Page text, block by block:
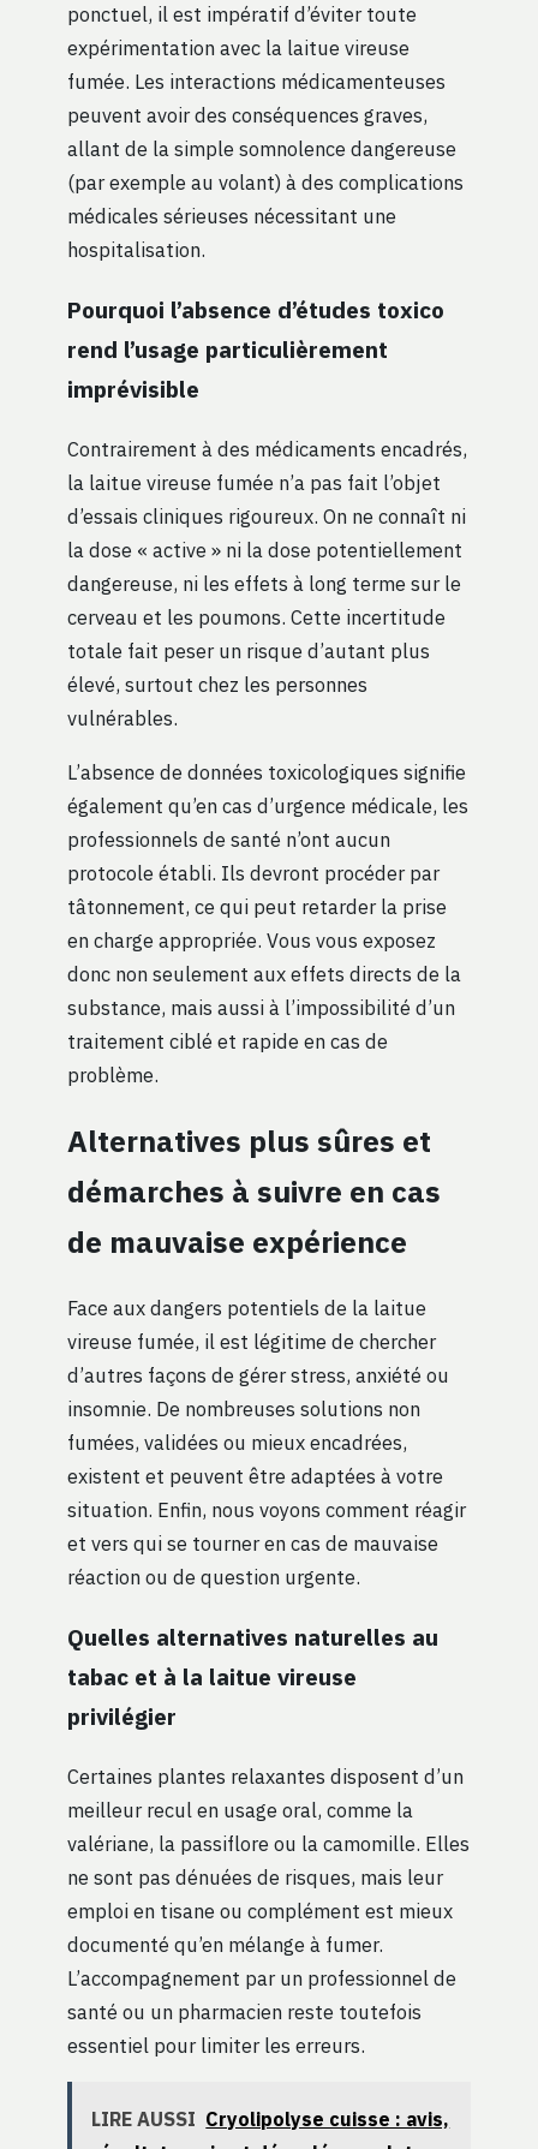
ponctuel, il est impératif d’éviter toute
expérimentation avec la laitue vireuse
fumée. Les interactions médicamenteuses
peuvent avoir des conséquences graves,
allant de la simple somnolence dangereuse
(par exemple au volant) à des complications
médicales sérieuses nécessitant une
hospitalisation.
Pourquoi l’absence d’études toxico
rend l’usage particulièrement
imprévisible
Contrairement à des médicaments encadrés,
la laitue vireuse fumée n’a pas fait l’objet
d’essais cliniques rigoureux. On ne connaît ni
la dose « active » ni la dose potentiellement
dangereuse, ni les effets à long terme sur le
cerveau et les poumons. Cette incertitude
totale fait peser un risque d’autant plus
élevé, surtout chez les personnes
vulnérables.
L’absence de données toxicologiques signifie
également qu’en cas d’urgence médicale, les
professionnels de santé n’ont aucun
protocole établi. Ils devront procéder par
tâtonnement, ce qui peut retarder la prise
en charge appropriée. Vous vous exposez
donc non seulement aux effets directs de la
substance, mais aussi à l’impossibilité d’un
traitement ciblé et rapide en cas de
problème.
Alternatives plus sûres et
démarches à suivre en cas
de mauvaise expérience
Face aux dangers potentiels de la laitue
vireuse fumée, il est légitime de chercher
d’autres façons de gérer stress, anxiété ou
insomnie. De nombreuses solutions non
fumées, validées ou mieux encadrées,
existent et peuvent être adaptées à votre
situation. Enfin, nous voyons comment réagir
et vers qui se tourner en cas de mauvaise
réaction ou de question urgente.
Quelles alternatives naturelles au
tabac et à la laitue vireuse
privilégier
Certaines plantes relaxantes disposent d’un
meilleur recul en usage oral, comme la
valériane, la passiflore ou la camomille. Elles
ne sont pas dénuées de risques, mais leur
emploi en tisane ou complément est mieux
documenté qu’en mélange à fumer.
L’accompagnement par un professionnel de
santé ou un pharmacien reste toutefois
essentiel pour limiter les erreurs.
LIRE AUSSI Cryolipolyse cuisse : avis,